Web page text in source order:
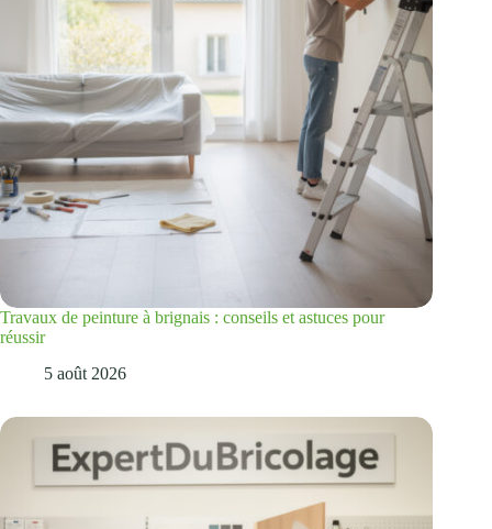
Travaux de peinture à brignais : conseils et astuces pour
réussir
5 août 2026